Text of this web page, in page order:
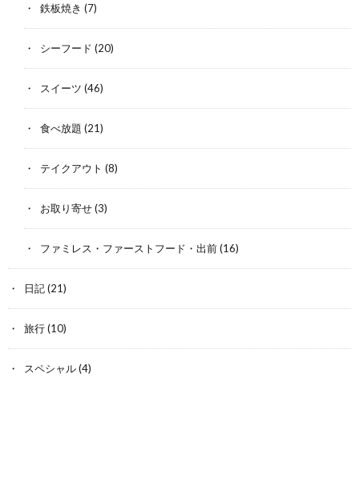
鉄板焼き (7)
シーフード (20)
スイーツ (46)
食べ放題 (21)
テイクアウト (8)
お取り寄せ(3)
ファミレス・ファーストフード・出前(16)
日記(21)
旅行(10)
スペシャル(4)